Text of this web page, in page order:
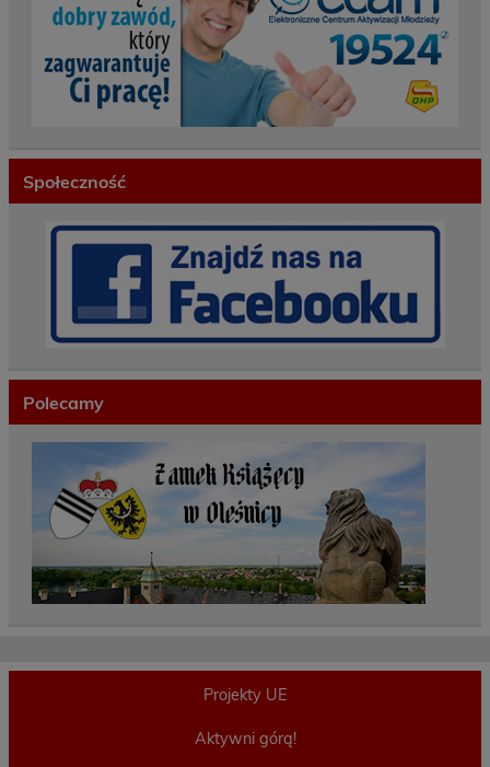
Społeczność
Polecamy
Projekty UE
Aktywni górą!